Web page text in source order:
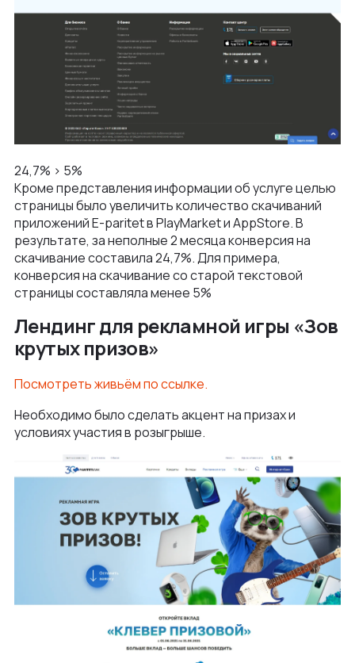
24,7% > 5%
Кроме представления информации об услуге целью
страницы было увеличить количество скачиваний
приложений E-paritet в PlayMarket и AppStore. В
результате, за неполные 2 месяца конверсия на
скачивание составила 24,7%. Для примера,
конверсия на скачивание со старой текстовой
страницы составляла менее 5%
Лендинг для рекламной игры «Зов
крутых призов»
Посмотреть живьём по ссылке.
Необходимо было сделать акцент на призах и
условиях участия в розыгрыше.